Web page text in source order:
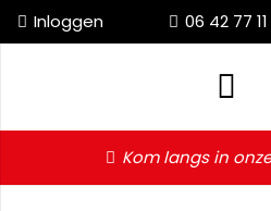
Inloggen 06 42 77
Kom langs in